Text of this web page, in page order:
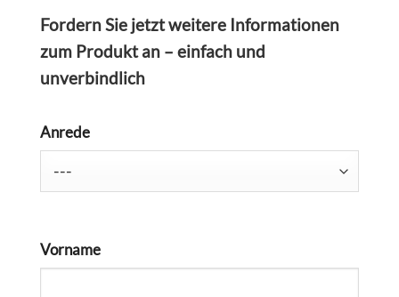
Fordern Sie jetzt weitere Informationen
zum Produkt an – einfach und
unverbindlich
Anrede
Vorname